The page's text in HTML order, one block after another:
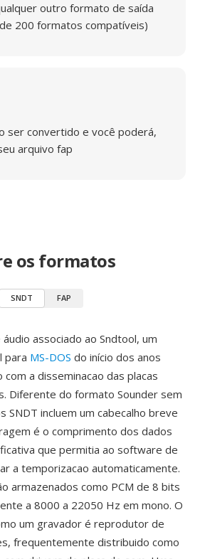
outro formato de saída
200 formatos compatíveis)
ser convertido e você poderá,
arquivo fap
os formatos
SNDT FAP
associado ao Sndtool, um
para MS-DOS do início dos anos
a disseminacao das placas
Diferente do formato Sounder sem
SNDT incluem um cabecalho breve
é o comprimento dos dados
que permitia ao software de
a temporizacao automaticamente.
armazenados como PCM de 8 bits
a 8000 a 22050 Hz em mono. O
um gravador é reprodutor de
frequentemente distribuido como